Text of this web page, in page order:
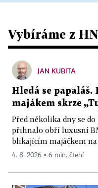
Vybíráme z HN
JAN KUBITA
Hledá se papaláš.
majákem skrze
Před několika dny se
přihnalo obří luxusní
blikajícím majáčkem na
4. 8. 2026 ▪ 6 min. čtení